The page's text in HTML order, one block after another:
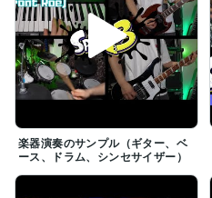
楽器演奏のサンプル（ギター、ベ
ース、ドラム、シンセサイザー）